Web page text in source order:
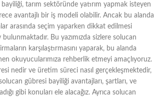
tarım sektöründe yatırım yapmak isteyen
avantajlı bir iş modeli olabilir. Ancak bu alanda
arasında seçim yaparken dikkat edilmesi
Bu yazımızda sizlere solucan
karşılaştırmasını yaparak, bu alanda
okuyucularımıza rehberlik etmeyi amaçlıyoruz.
nedir ve üretim süreci nasıl gerçekleşmektedir,
gübresi bayiliği avantajları, şartları, ve
gibi konuları ele alacağız. Ayrıca solucan